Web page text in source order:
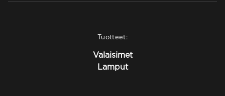
Tuotteet:
Valaisimet
Lamput